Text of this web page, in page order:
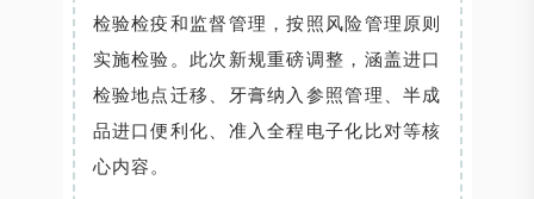
检验检疫和监督管理，按照风险管理原则
实施检验。此次新规重磅调整，涵盖进口
检验地点迁移、牙膏纳入参照管理、半成
品进口便利化、准入全程电子化比对等核
心内容。